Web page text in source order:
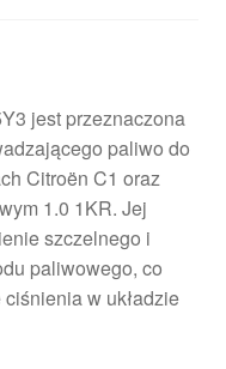
jest przeznaczona
paliwo do
Citroën C1 oraz
1.0 1KR. Jej
szczelnego i
paliwowego, co
w układzie